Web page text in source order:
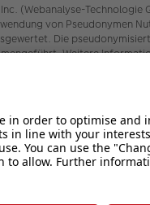
(Webanalyse-
von Pseudonymen
Die
Weitere